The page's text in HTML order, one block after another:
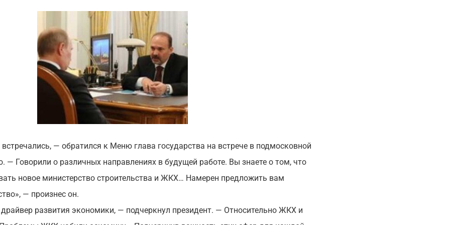
— обратился к Меню глава государства на встрече в подмосковной
— Говорили о различных направлениях в будущей работе. Вы знаете о том, что
новое министерство строительства и ЖКХ… Намерен предложить вам
— произнес он.
развития экономики, — подчеркнул президент. — Относительно ЖКХ и